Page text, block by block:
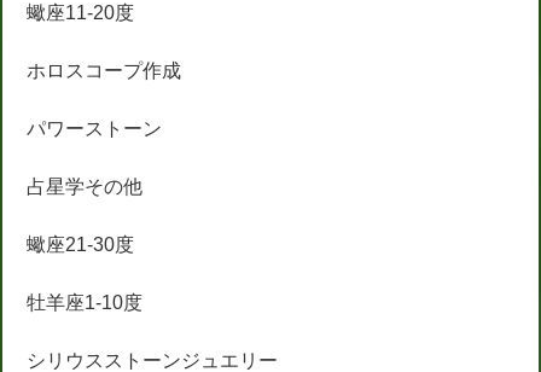
蠍座11-20度
ホロスコープ作成
パワーストーン
占星学その他
蠍座21-30度
牡羊座1-10度
シリウスストーンジュエリー